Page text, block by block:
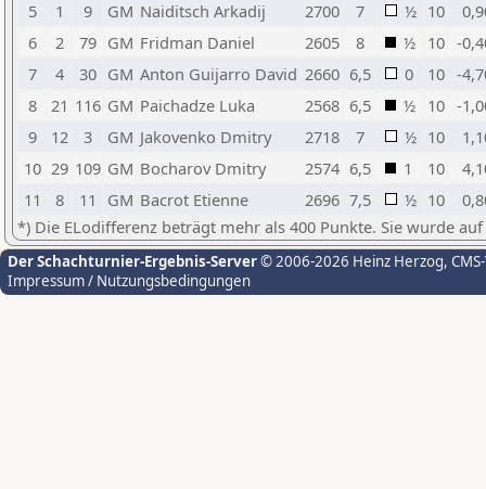
5
1 9 GM Naiditsch Arkadij 2700 7 ½ 10
6
2 79 GM Fridman Daniel 2605 8 ½ 10 -
7
4 30 GM Anton Guijarro David 2660 6,5 0 10 -
8
21 116 GM Paichadze Luka 2568 6,5 ½ 10 -
9
12 3 GM Jakovenko Dmitry 2718 7 ½ 10
10 29 109 GM Bocharov Dmitry 2574 6,5 1 10
11
8 11 GM Bacrot Etienne 2696 7,5 ½ 10
*) Die ELodifferenz beträgt mehr als 400 Punkte. Sie wurde
Der Schachturnier-Ergebnis-Server© 2006-2026 Heinz Herzog,
Impressum / Nutzungsbedingungen